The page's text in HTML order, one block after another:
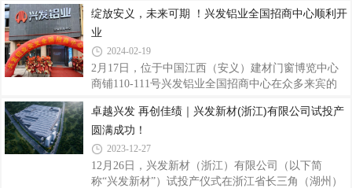
业品牌形象同时为参观者带来全新系统产品的体验，
铝型材及门窗行业的最新成果，更分享了未来行业发
展的趋势，围绕数字化、智能化、绿色化、定制化、
品牌化、国际化等发展方向让我们看到了铝型材及门
窗行业未来的无限可能。在这个日新月异的时代，创
新成为了行业发展的核心动力。2月18日，龙年首个
工作日，多个省份召开“新春第一会”，广东省委、省
政府召开全省高质量发展大会，黄坤明同志
绽放安义，未来可期 ！兴发铝业全国招商中心顺利开
业
2024-02-19
2月17日，位于中国江西（安义）建材门窗博览中心
商铺110-111号兴发铝业全国招商中心在众多来宾的
合作共赢、资源互补、共谋发展的康庄大道！也预示
着兴发铝业全国招商中心迎来了全新开始，未来可
期！兴发铝业作为铝型材行业龙头企业，自1984年成
立以来，兴发人团结拼搏、扎实奋进，一步一个脚
印，荣获无数嘉奖，现已是“国家制造业单项冠军示
卓越兴发 再创佳绩｜兴发新材(浙江)有限公司试投产
圆满成功！
2023-12-27
12月26日，兴发新材（浙江）有限公司（以下简
称“兴发新材”）试投产仪式在浙江省长三角（湖州）